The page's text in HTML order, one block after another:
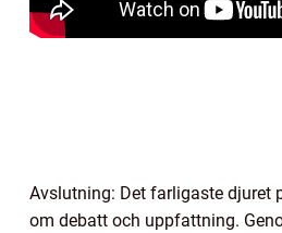
Avslutning: Det farligaste djuret
om debatt och uppfattning.